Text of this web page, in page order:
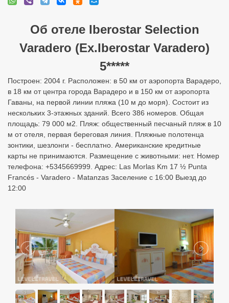
Об отеле Iberostar Selection
Varadero (Ex.Iberostar Varadero)
5*****
Построен: 2004 г. Расположен: в 50 км от аэропорта Варадеро,
в 18 км от центра города Варадеро и в 150 км от аэропорта
Гаваны, на первой линии пляжа (10 м до моря). Состоит из
нескольких 3-этажных зданий. Всего 386 номеров. Общая
площадь: 79 000 м2. Пляж: общественный песчаный пляж в 10
м от отеля, первая береговая линия. Пляжные полотенца
зонтики, шезлонги - бесплатно. Американские кредитные
карты не принимаются. Размещение с животными: нет. Номер
телефона: +5345669999. Адрес: Las Morlas Km 17 ½ Punta
Francés - Varadero - Matanzas Заселение с 16:00 Выезд до
12:00